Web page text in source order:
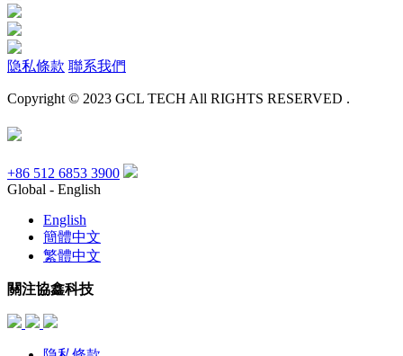
隐私條款 聯系我們
Copyright © 2023 GCL TECH All RIGHTS RESERVED .
+86 512 6853 3900
Global - English
English
簡體中文
繁體中文
關注協鑫科技